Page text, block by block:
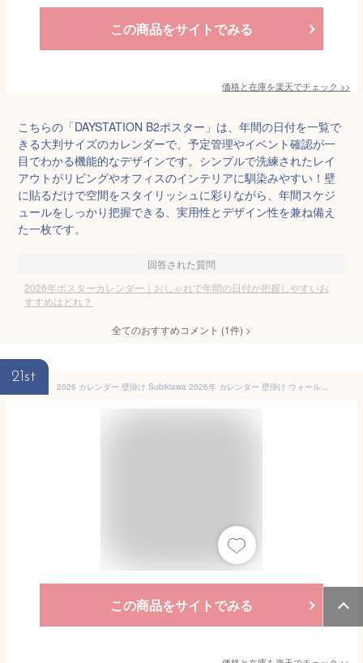
この商品をサイトでみる
価格と在庫を楽天でチェック >>
こちらの「DAYSTATION B2ポスター」は、年間の日付を一覧で
きる大判サイズのカレンダーで、予定管理やイベント確認が一
目でわかる機能的なデザインです。シンプルで洗練されたレイ
アウトがリビングやオフィスのインテリアに馴染みやすい！壁
に貼るだけで空間をスタイリッシュに彩りながら、年間スケジ
ュールをしっかり把握できる、実用性とデザイン性を兼ね備え
た一枚です。
回答された質問
2026年ポスターカレンダー｜おしゃれで年間の日付が把握しやすいお
すすめはどれ？
全てのおすすめコメント (1件) >
21st
2026 カレンダー 壁掛け Subikiawa 2026年 カレンダー 壁掛け ウォールカレンダー cozyca products コジカプロダクツ 表現社 ポスター 壁 日曜始まり とり 鳥 花 北欧 カラフル シンプル おしゃれ かわいい 実用的 2026カレンダー
この商品をサイトでみる